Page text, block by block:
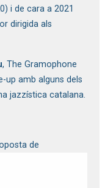
i de cara a 2021
dirigida als
, The Gramophone
up amb alguns dels
jazzística catalana.
de